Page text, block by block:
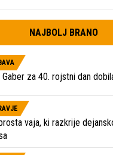
NAJBOLJ BRANO
Gaber za 40. rojstni dan
vaja, ki razkrije